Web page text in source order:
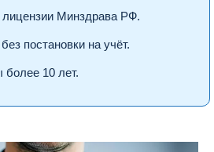
лицензии Минздрава РФ.
постановки на учёт.
10 лет.